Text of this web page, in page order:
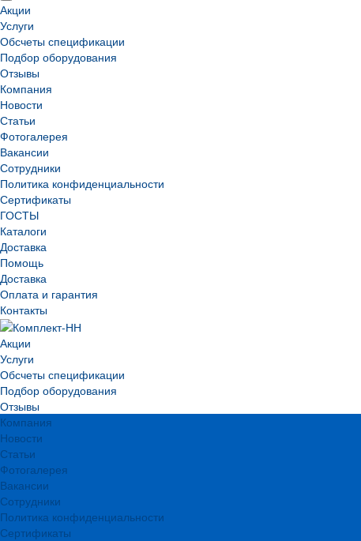
Акции
Услуги
Обсчеты спецификации
Подбор оборудования
Отзывы
Компания
Новости
Статьи
Фотогалерея
Вакансии
Сотрудники
Политика конфиденциальности
Сертификаты
ГОСТЫ
Каталоги
Доставка
Помощь
Доставка
Оплата и гарантия
Контакты
Акции
Услуги
Обсчеты спецификации
Подбор оборудования
Отзывы
Компания
Новости
Статьи
Фотогалерея
Вакансии
Сотрудники
Политика конфиденциальности
Сертификаты